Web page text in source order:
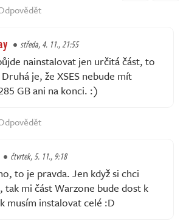
středa, 4. 11., 21:55
nainstalovat jen určitá část, to
je, že XSES nebude mít
GB ani na konci. :)
čtvrtek, 5. 11., 9:18
to je pravda. Jen když si chci
tak mi část Warzone bude dost k
musím instalovat celé :D